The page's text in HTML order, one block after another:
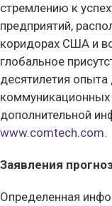
стремлению к
предприятий,
коридорах США и
глобальное
десятилетия
дополнительной
www.comtech.com.
Заявления
Определенная